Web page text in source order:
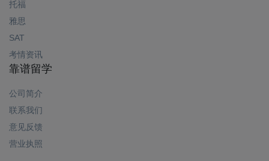
托福
雅思
SAT
考情资讯
靠谱留学
公司简介
联系我们
意见反馈
营业执照